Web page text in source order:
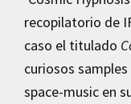
recopilatorio de
caso el titulado
curiosos
space-music en